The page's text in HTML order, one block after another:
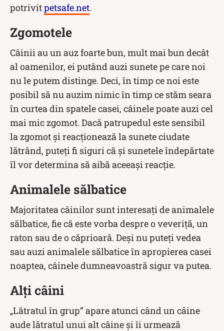
potrivitpetsafe.net.
Zgomotele
Câinii au un auz foarte bun, mult mai bun decât
al oamenilor, ei putând auzi sunete pe care noi
nu le putem distinge. Deci, în timp ce noi este
posibil să nu auzim nimic în timp ce stăm seara
în curtea din spatele casei, câinele poate auzi cel
mai mic zgomot. Dacă patrupedul este sensibil
la zgomot și reacționează la sunete ciudate
lătrând, puteți fi siguri că și sunetele îndepărtate
îl vor determina să aibă aceeași reacție.
Animalele sălbatice
Majoritatea câinilor sunt interesați de animalele
sălbatice, fie că este vorba despre o veveriță, un
raton sau de o căprioară. Deși nu puteți vedea
sau auzi animalele sălbatice în apropierea casei
noaptea, câinele dumneavoastră sigur va putea.
Alți câini
„Lătratul în grup” apare atunci când un câine
aude lătratul unui alt câine și îi urmează